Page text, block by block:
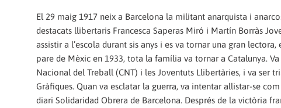
El 29 maig 1917 neix a Barcelona la militant anarquista i
destacats llibertaris Francesca Saperas Miró i Martín Borràs
assistir a l’escola durant sis anys i es va tornar una gran
pare de Mèxic en 1933, tota la família va tornar a Catalunya.
Nacional del Treball (CNT) i les Joventuts Llibertàries, i va ser
Gràfiques. Quan va esclatar la guerra, va intentar allistar-se
diari Solidaridad Obrera de Barcelona. Després de la victòria